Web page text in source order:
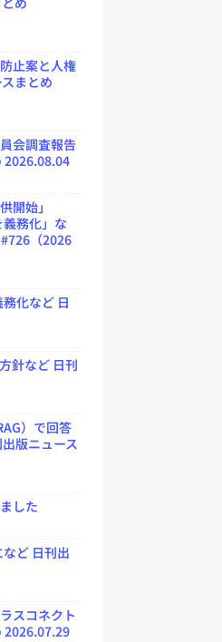
止案と人権
まとめ
会調査報告
2026.08.04
開始」
義務化」な
（2026
化など 日
針など 日刊
）で回答
版ニュース
した
ど 日刊出
スコネクト
2026.07.29